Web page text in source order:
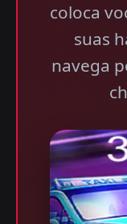
coloca
suas
navega